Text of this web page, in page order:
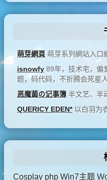
萌芽網頁 萌芽系列網站入口
isnowfy 89年，技术宅，偏
题，码代码，不折腾会死星人
恶魔菌の记事簿 半文艺、半
QUERICY EDEN*以白羽为
Cosplay php Win7主题